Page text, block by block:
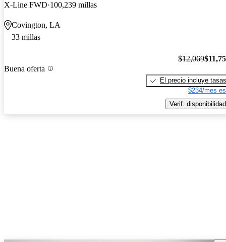
X-Line FWD 100,239 millas
Covington, LA
33 millas
Buena oferta
$12,069
El precio incluye tasas
$234/mes
Verif. disponibilidad